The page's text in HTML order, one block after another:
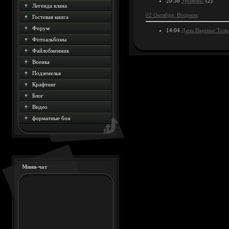
Легенда клана
Гостевая книга
Форум
Фотоальбомы
Файлобменник
Военка
Подземелья
Крафтинг
Блог
Видео
форматные бои
Мини-чат
02 Октября, Вторник
14:04 День Варенье